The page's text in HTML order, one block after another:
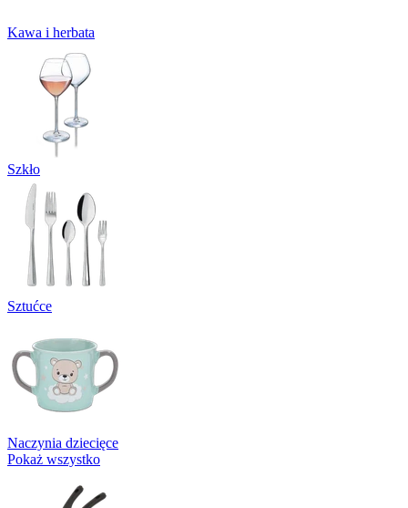
Kawa i herbata
Szkło
Sztućce
Naczynia dziecięce
Pokaż wszystko